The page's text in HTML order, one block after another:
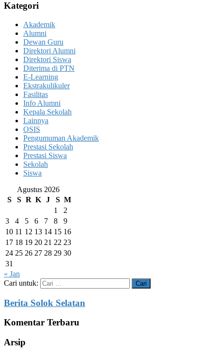
Kategori
Akademik
Alumni
Dewan Guru
Direktori Alumni
Direktori Siswa
Diterima di PTN
E-Learning
Ekstrakulikuler
Fasilitas
Info Alumni
Kepala Sekolah
Lainnya
OSIS
Pengumuman Akademik
Prestasi Sekolah
Prestasi Siswa
Sekolah
Siswa
Agustus 2026
S
S R K J S M
1
2
3
4 5 6 7 8
9
10 11 12 13 14 15 16
17 18 19 20 21 22 23
24 25 26 27 28 29 30
31
« Jan
Cari untuk:
Berita Solok Selatan
Komentar Terbaru
Arsip